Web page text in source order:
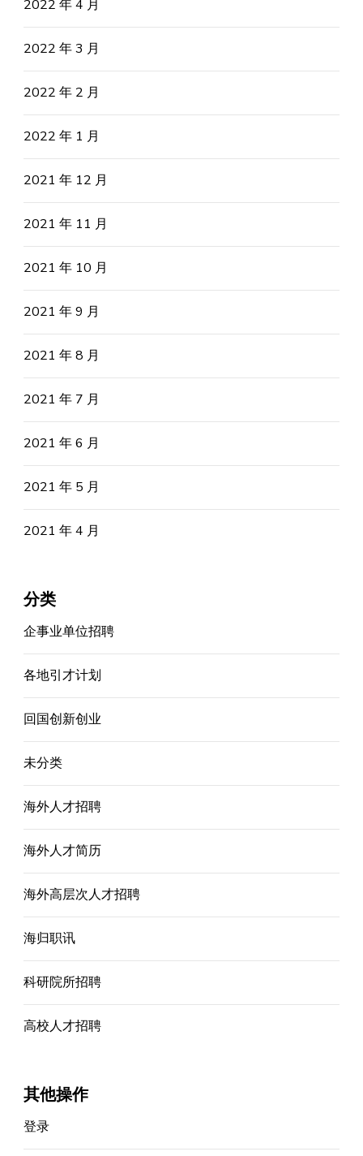
2022 年 4 月
2022 年 3 月
2022 年 2 月
2022 年 1 月
2021 年 12 月
2021 年 11 月
2021 年 10 月
2021 年 9 月
2021 年 8 月
2021 年 7 月
2021 年 6 月
2021 年 5 月
2021 年 4 月
分类
企事业单位招聘
各地引才计划
回国创新创业
未分类
海外人才招聘
海外人才简历
海外高层次人才招聘
海归职讯
科研院所招聘
高校人才招聘
其他操作
登录